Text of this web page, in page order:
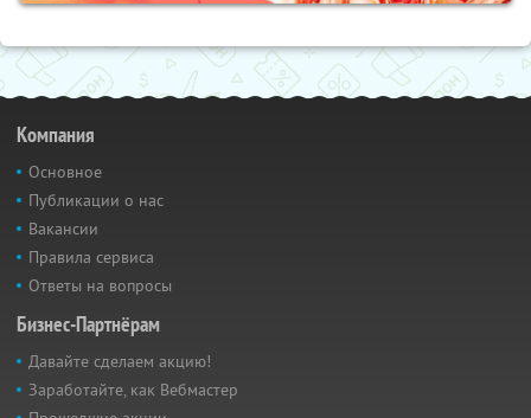
Компания
Основное
Публикации о нас
Вакансии
Правила сервиса
Ответы на вопросы
Бизнес-Партнёрам
Давайте сделаем акцию!
Заработайте, как Вебмастер